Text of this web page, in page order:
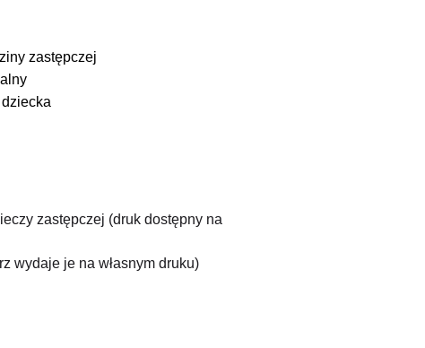
zastępczej
zastępczej (druk dostępny na
wydaje je na własnym druku)